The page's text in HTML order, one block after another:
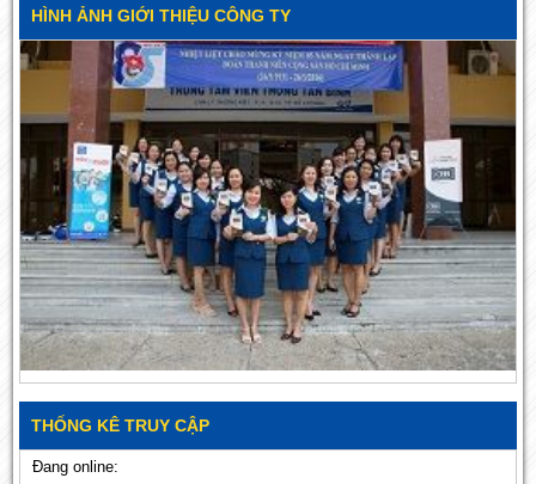
HÌNH ẢNH GIỚI THIỆU CÔNG TY
THỐNG KÊ TRUY CẬP
Đang online: